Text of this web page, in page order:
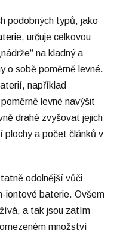
podobných typů, jako
, určuje celkovou
na kladný a
o sobě poměrně levné.
například
levné navýšit
drahé zvyšovat jejich
plochy a počet článků v
odolnější vůči
iontové baterie. Ovšem
a tak jsou zatím
množství